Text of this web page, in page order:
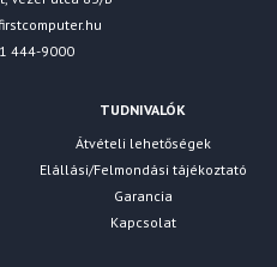
444-9000
TUDNIVALÓK
Átvételi lehetőségek
Elállási/Felmondási tájékoztató
Garancia
Kapcsolat